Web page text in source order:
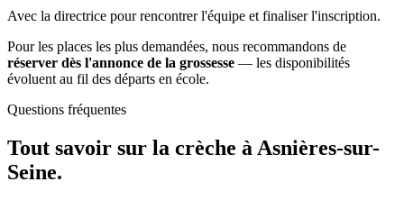
Avec la directrice pour rencontrer l'équipe et finaliser l'inscription.
Pour les places les plus demandées, nous recommandons de
réserver dès l'annonce de la grossesse — les disponibilités
évoluent au fil des départs en école.
Questions fréquentes
Tout savoir sur la crèche à Asnières-sur-
Seine.